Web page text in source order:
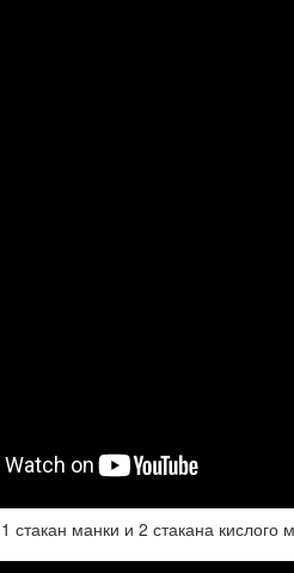
стакан манки и 2 стакана кислого